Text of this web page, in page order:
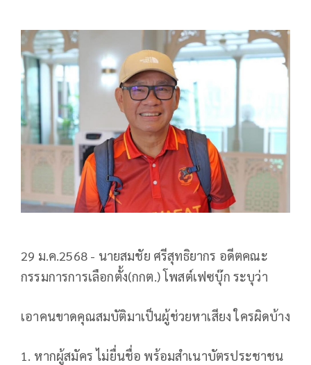
29 ม.ค.2568 - นายสมชัย ศรีสุทธิยากร อดีตคณะ
กรรมการการเลือกตั้ง(กกต.) โพสต์เฟซบุ๊ก ระบุว่า
เอาคนขาดคุณสมบัติมาเป็นผู้ช่วยหาเสียง ใครผิดบ้าง
1. หากผู้สมัคร ไม่ยื่นชื่อ พร้อมสำเนาบัตรประชาชน